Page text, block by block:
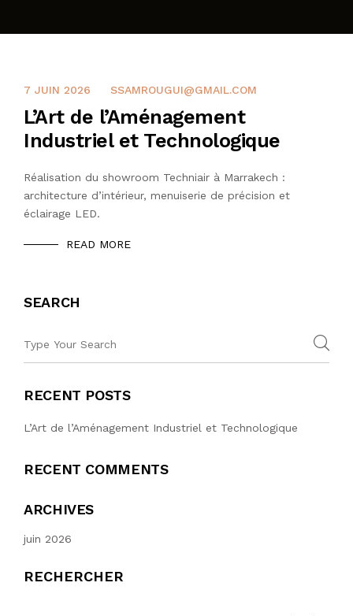
7 JUIN 2026 SSAMROUGUI@GMAIL.COM
L’Art de l’Aménagement
Industriel et Technologique
Réalisation du showroom Techniair à Marrakech :
architecture d’intérieur, menuiserie de précision et
éclairage LED.
READ MORE
SEARCH
RECENT POSTS
L’Art de l’Aménagement Industriel et Technologique
RECENT COMMENTS
ARCHIVES
juin 2026
RECHERCHER